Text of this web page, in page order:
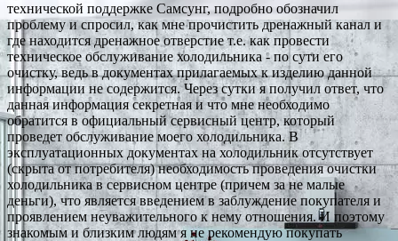
технической поддержке Самсунг, подробно обозначил
проблему и спросил, как мне прочистить дренажный канал и
где находится дренажное отверстие т.е. как провести
техническое обслуживание холодильника - по сути его
очистку, ведь в документах прилагаемых к изделию данной
информации не содержится. Через сутки я получил ответ, что
данная информация секретная и что мне необходимо
обратится в официальный сервисный центр, который
проведет обслуживание моего холодильника. В
эксплуатационных документах на холодильник отсутствует
(скрыта от потребителя) необходимость проведения очистки
холодильника в сервисном центре (причем за не малые
деньги), что является введением в заблуждение покупателя и
проявлением неуважительного к нему отношения. И поэтому
знакомым и близким людям я не рекомендую покупать